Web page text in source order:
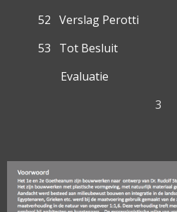
52 Verslag Perotti
53 Tot Besluit
Evaluatie
3